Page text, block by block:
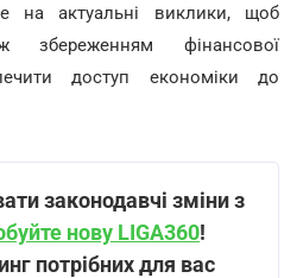
на актуальні виклики, щоб
збереженням фінансової
доступ економіки до
законодавчі зміни з
нову LIGA360!
потрібних для вас